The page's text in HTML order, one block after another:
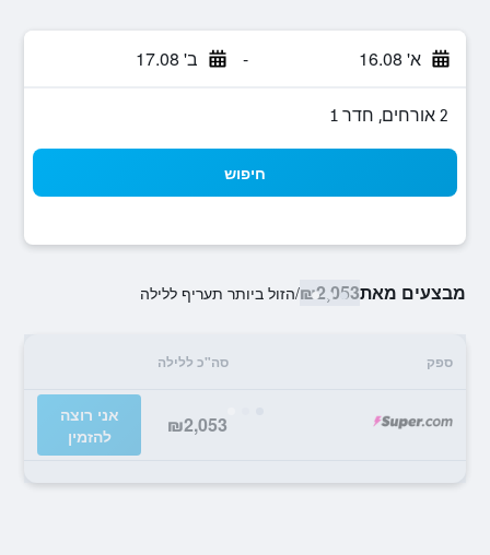
א' 16.08 - ב' 17.08
2 אורחים, חדר 1
חיפוש
מבצעים מאת₪2,053
/הזול ביותר תעריף ללילה
ספק סה"כ ללילה
₪2,053
אני רוצה
להזמין